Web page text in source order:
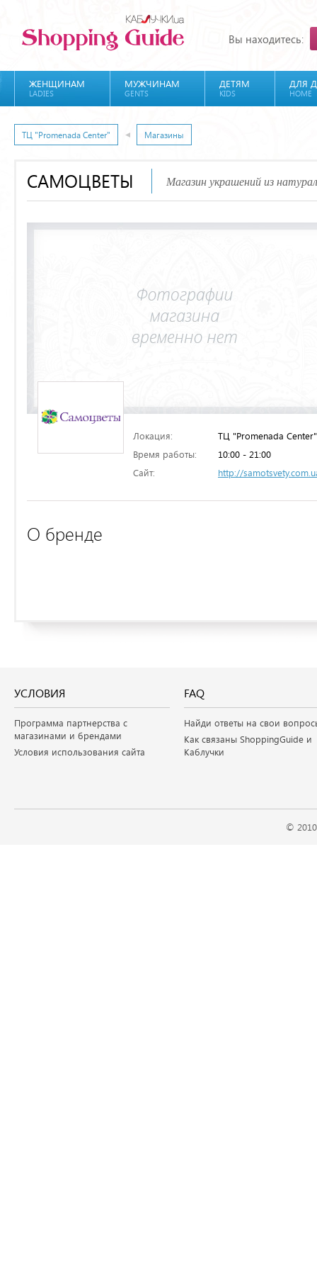
Вы находитесь:
ЖЕНЩИНАМ
LADIES
МУЖЧИНАМ
GENTS
ДЕТЯМ
KIDS
ДЛЯ
HOME
ТЦ "Promenada Center" Магазины
САМОЦВЕТЫ Магазин украшений из
Локация:
ТЦ "Promenada Center"
Время работы:
10:00 - 21:00
Сайт:
http://
О бренде
УСЛОВИЯ
Программа партнерства с
магазинами и брендами
Условия использования сайта
FAQ
Найди ответы на свои
Как связаны ShoppingGuide и
Каблучки
©